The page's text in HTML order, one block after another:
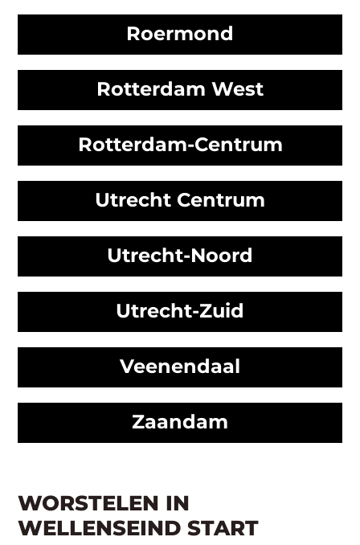
Roermond
Rotterdam West
Rotterdam-Centrum
Utrecht Centrum
Utrecht-Noord
Utrecht-Zuid
Veenendaal
Zaandam
WORSTELEN IN
WELLENSEIND START